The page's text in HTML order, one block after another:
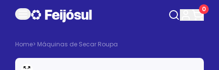
0
Home> Máquinas de Secar Roupa